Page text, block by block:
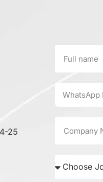
25